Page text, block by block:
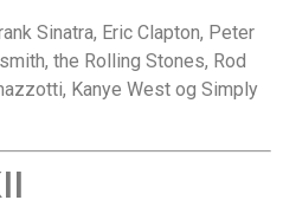
Sinatra, Eric Clapton, Peter
the Rolling Stones, Rod
Kanye West og Simply